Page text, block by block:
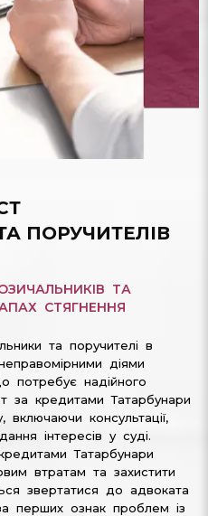
ПОРУЧИТЕЛІВ
ТА
СТЯГНЕННЯ
та поручителі в
діями
потребує надійного
за кредитами Татарбунари
включаючи консультації,
інтересів у суді.
Татарбунари
втратам та захистити
звертатися до адвоката
перших ознак проблем із